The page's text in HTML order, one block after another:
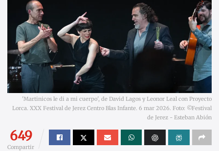
'Martinicos le di a mi cuerpo', de David Lagos y Leonor Leal con Proyecto
Lorca. XXX Festival de Jerez Centro Blas Infante. 6 mar 2026. Foto: ©Festival
de Jerez - Esteban Abión
649
Compartir